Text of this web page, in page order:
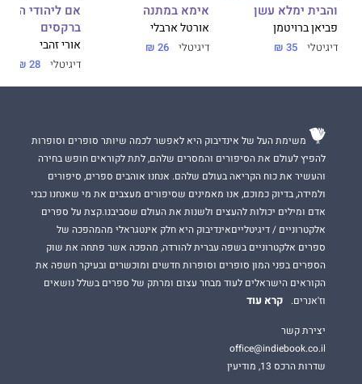
מיכל צפירהיא שחקנית, זמרת ומאמנת לאורח חיים בריא, בשלוש
מילים: אמנית החיים הבריאים.
למה אמנית החיים הבריאים? כי לחיות בריא זאת אומנות (ומיומנות).
והבית ימלא עשן
פביאן ברויטמן
דיגיטלי 35 ₪
אימא במתנה
אורטל ארבלי
דיגיטלי 26 ₪
אם ליהודי
ברקסים
אורי זהבי
דיגיטלי 28 ₪
משימת העל של אינדיבוק היא לאפשר לכמה שיותר סופרים וסופרות
להפיץ לעולם את הסיפורים והמסרים שלהם, לתת לקוראים חופש בחירה
והעשיר את כוח הקריאה בעולם שלהם. אנחנו אוהבים ספרים, סיפורים
ולמידה, בדיוק כמוכם, אנו מאמינים שסיפורים מעצבים את מי שאנחנו כבני
אדם ומילים יכולות להעצים ולשנות את העולם שסביבנו.קצת על ספרים
אלקטרוניים / דיגיטלייםאינדיבוק היא חלק אינטגראלי מהמהפכה של
ספרים אלקטרוניים בשפה עברית להורדה, מהפכה אשר פתחה את שוק
הספרים בפני המון סופרים וסופרות חדשים ומוכשרים ובעיקר חשפה את
הקוראים הישראלים לעוד מבחר עצום ומרתק של ספרים בשלל נושאים
וז'אנרים.
קרא עוד
יצירת קשר
office@indiebook.co.il
שדרות הרכס 13, מודיעין